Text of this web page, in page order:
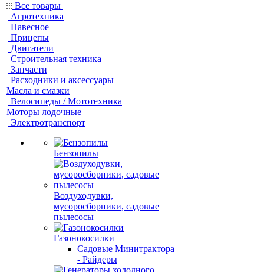
Все товары
Агротехника
Навесное
Прицепы
Двигатели
Строительная техника
Запчасти
Расходники и аксессуары
Масла и смазки
Велосипеды / Мототехника
Моторы лодочные
Электротранспорт
Бензопилы
Воздуходувки,
мусоросборники, cадовые
пылесосы
Газонокосилки
Садовые Минитрактора
- Райдеры